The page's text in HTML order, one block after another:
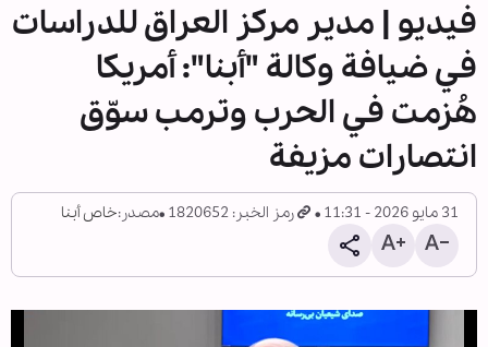
فيديو | مدير مركز العراق للدراسات
في ضيافة وكالة "أبنا": أمريكا
هُزمت في الحرب وترمب سوّق
انتصارات مزيفة
31 مايو 2026 - 11:31 رمز الخبر: 1820652 مصدر:خاص أبنا